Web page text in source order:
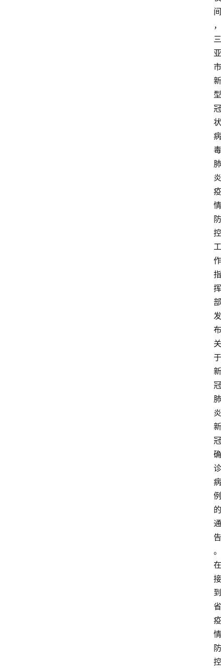
间
，
三
亚
市
新
型
冠
状
病
毒
肺
炎
疫
情
防
控
工
作
指
挥
部
发
布
关
于
新
冠
肺
炎
新
冠
确
诊
病
例
的
通
告
。
在
接
到
省
疫
情
防
控